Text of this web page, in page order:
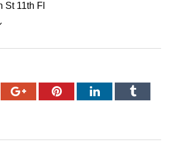
St 11th Fl
Google+PinterestLinkedInTumblr